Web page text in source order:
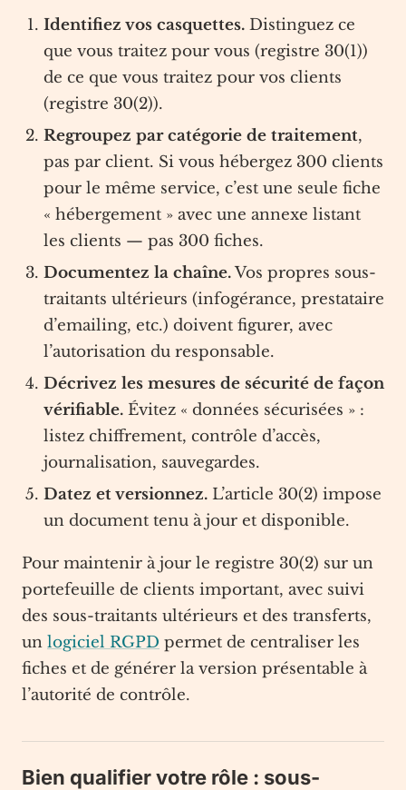
Identifiez vos casquettes. Distinguez ce
que vous traitez pour vous (registre 30(1))
de ce que vous traitez pour vos clients
(registre 30(2)).
Regroupez par catégorie de traitement,
pas par client. Si vous hébergez 300 clients
pour le même service, c’est une seule fiche
« hébergement » avec une annexe listant
les clients — pas 300 fiches.
Documentez la chaîne.Vos propres sous-
traitants ultérieurs (infogérance, prestataire
d’emailing, etc.) doivent figurer, avec
l’autorisation du responsable.
Décrivez les mesures de sécurité de façon
vérifiable. Évitez « données sécurisées » :
listez chiffrement, contrôle d’accès,
journalisation, sauvegardes.
Datez et versionnez. L’article 30(2) impose
un document tenu à jour et disponible.
Pour maintenir à jour le registre 30(2) sur un
portefeuille de clients important, avec suivi
des sous-traitants ultérieurs et des transferts,
un logiciel RGPD permet de centraliser les
fiches et de générer la version présentable à
l’autorité de contrôle.
Bien qualifier votre rôle : sous-